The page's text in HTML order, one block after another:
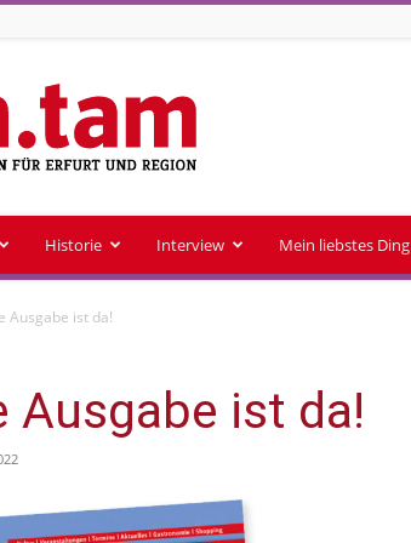
Stadtmagazin
tam.tam
Historie Interview Mein liebstes Ding
Ausgabe ist da!
Ausgabe ist da!